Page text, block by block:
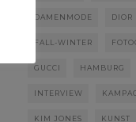
DAMENMODE DIOR
FALL-WINTER
GUCCI HAMBURG
INTERVIEW
KIM JONES KUNST